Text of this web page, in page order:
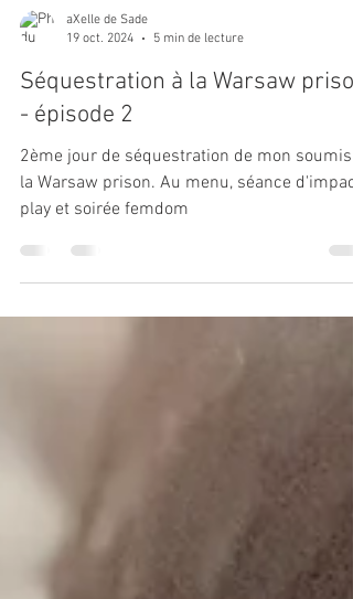
aXelle de Sade
19 oct. 2024
Séquestration à la Warsaw prison
- épisode 2
2ème jour de séquestration de mon soumis à
la Warsaw prison. Au menu, séance d'impact